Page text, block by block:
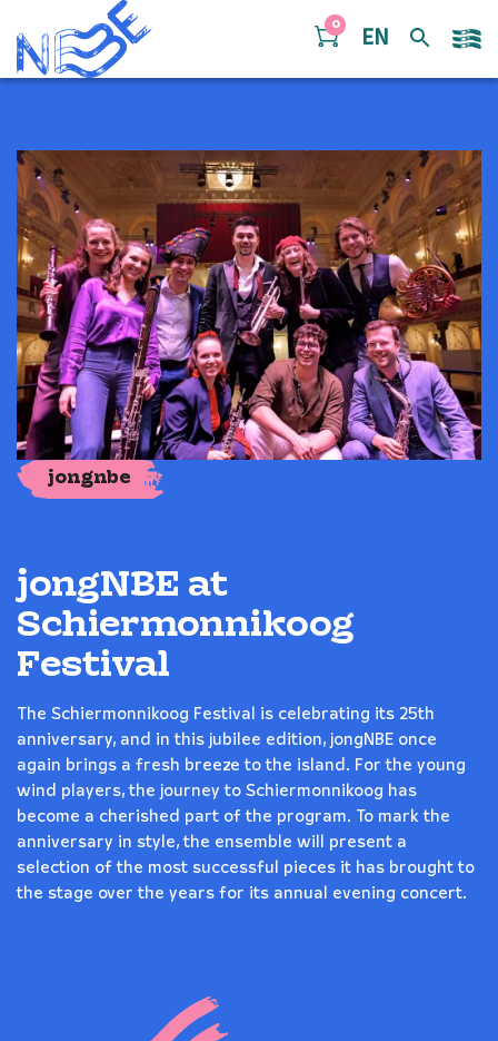
Doorgaan naar inhoud
0
EN
jongnbe
jongNBE at
Schiermonnikoog
Festival
The Schiermonnikoog Festival is celebrating its 25th
anniversary, and in this jubilee edition, jongNBE once
again brings a fresh breeze to the island. For the young
wind players, the journey to Schiermonnikoog has
become a cherished part of the program. To mark the
anniversary in style, the ensemble will present a
selection of the most successful pieces it has brought to
the stage over the years for its annual evening concert.